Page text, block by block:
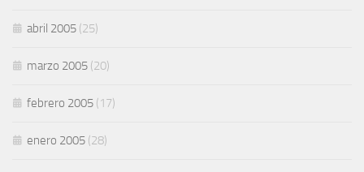
abril 2005 (25)
marzo 2005 (20)
febrero 2005 (17)
enero 2005 (28)